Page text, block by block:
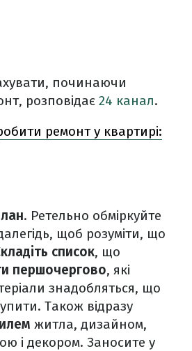
починаючи
розповідає 24 канал.
ремонт у квартирі:
. Ретельно обміркуйте
щоб розуміти, що
список, що
першочергово, які
знадобляться, що
Також відразу
житла, дизайном,
і декором. Заносите у